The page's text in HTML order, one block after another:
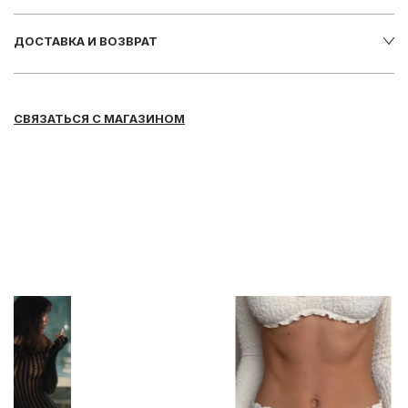
ДОСТАВКА И ВОЗВРАТ
СВЯЗАТЬСЯ С МАГАЗИНОМ